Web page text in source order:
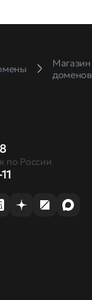
Магазин
доменов
по России